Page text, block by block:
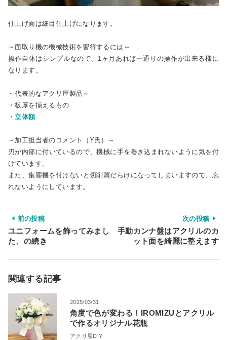
仕上げ面は細目仕上げになります。
～面取り機の機械技術を習得するには～
操作自体はシンプルなので、1ヶ月あれば一通りの操作が出来る様に
なります。
～代表的なアクリ屋製品～
・板厚を揃えるもの
・立体額
～加工担当者のコメント（Y氏）～
刃が内部に付いているので、機械に手を巻き込まれないように気を付
けています。
また、集塵機を付けないと切削屑だらけになってしまいますので、忘
れないようにしています。
前の投稿
ユニフォームを飾ってみまし
た、の続き
次の投稿
手動カンナ盤はアクリルのカ
ット面を綺麗に整えます
関連する記事
2025/03/31
角度で色が変わる！IROMIZUとアクリル
で作るオリジナル花瓶
アクリ屋DIY